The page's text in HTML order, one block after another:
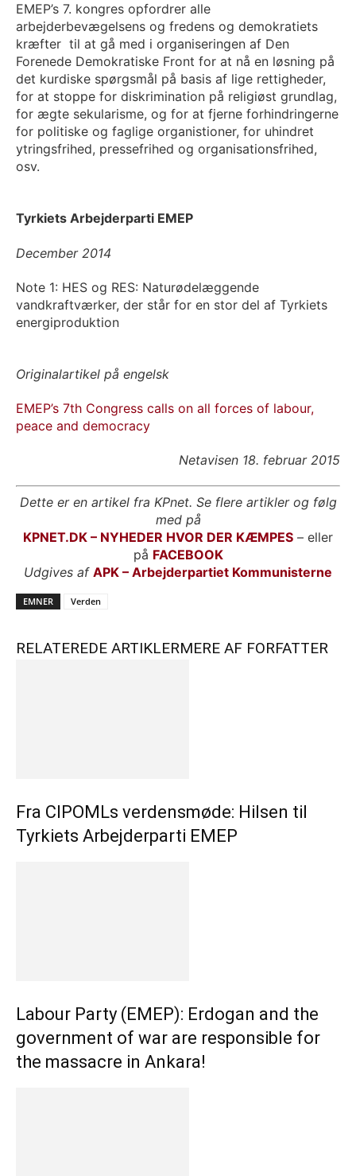
EMEP’s 7. kongres opfordrer alle
arbejderbevægelsens og fredens og demokratiets
kræfter til at gå med i organiseringen af Den
Forenede Demokratiske Front for at nå en løsning på
det kurdiske spørgsmål på basis af lige rettigheder,
for at stoppe for diskrimination på religiøst grundlag,
for ægte sekularisme, og for at fjerne forhindringerne
for politiske og faglige organistioner, for uhindret
ytringsfrihed, pressefrihed og organisationsfrihed,
osv.
Tyrkiets Arbejderparti EMEP
December 2014
Note 1: HES og RES: Naturødelæggende
vandkraftværker, der står for en stor del af Tyrkiets
energiproduktion
Originalartikel på engelsk
EMEP’s 7th Congress calls on all forces of labour,
peace and democracy
Netavisen 18. februar 2015
Dette er en artikel fra KPnet. Se flere artikler og følg
med på
KPNET.DK – NYHEDER HVOR DER KÆMPES – eller
på FACEBOOK
Udgives af APK – Arbejderpartiet Kommunisterne
EMNER Verden
RELATEREDE ARTIKLERMERE AF FORFATTER
Fra CIPOMLs verdensmøde: Hilsen til
Tyrkiets Arbejderparti EMEP
Labour Party (EMEP): Erdogan and the
government of war are responsible for
the massacre in Ankara!